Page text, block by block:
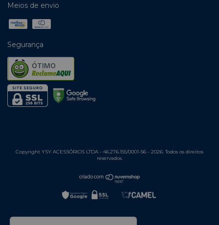
Meios de envio
Segurança
ÓTIMO
Copyright YSY ACESSÓRIOS LTDA - 46.276.155/0001-56 - 2026. Todos os direitos
reservados.